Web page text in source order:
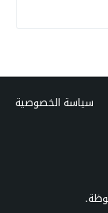
سياسة الخصوصية